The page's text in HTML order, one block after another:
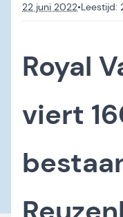
22 juni 2022•
Royal
viert